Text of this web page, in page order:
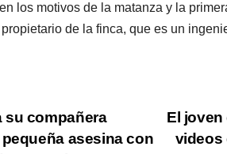
los motivos de la matanza y la
de la finca, que es un
El
videos
su compañera
asesina con